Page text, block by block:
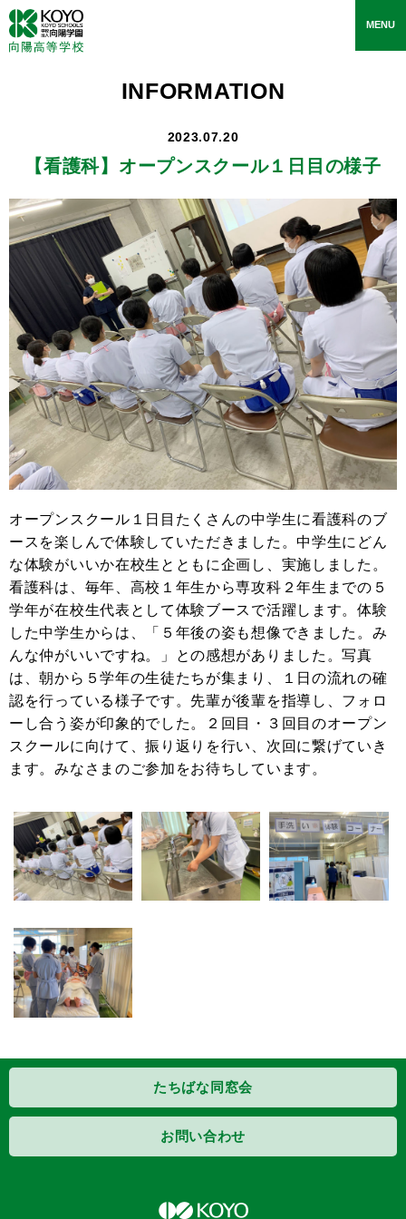
toggle
MENU
INFORMATION
2023.07.20
【看護科】 オープンスクール１日目の様子
オープンスクール１日目たくさんの中学生に看護科のブ
ースを楽しんで体験していただきました。中学生にどん
な体験がいいか在校生とともに企画し、実施しました。
看護科は、毎年、高校１年生から専攻科２年生までの５
学年が在校生代表として体験ブースで活躍します。体験
した中学生からは、「５年後の姿も想像できました。み
んな仲がいいですね。」との感想がありました。写真
は、朝から５学年の生徒たちが集まり、１日の流れの確
認を行っている様子です。先輩が後輩を指導し、フォロ
ーし合う姿が印象的でした。２回目・３回目のオープン
スクールに向けて、振り返りを行い、次回に繋げていき
ます。みなさまのご参加をお待ちしています。
たちばな同窓会
お問い合わせ